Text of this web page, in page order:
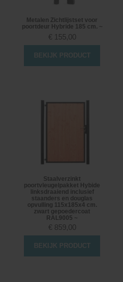
Metalen Zichtlijstset voor
poortdeur Hybride 185 cm. ~
€ 155,00
BEKIJK PRODUCT
Staalverzinkt
poortvleugelpakket Hybide
linksdraaiend inclusief
staanders en douglas
opvulling 115x185x4 cm.
zwart gepoedercoat
RAL9005 ~
€ 859,00
BEKIJK PRODUCT